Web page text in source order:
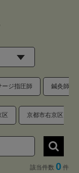
ージ指圧師 鍼灸師
区 京都市右京区
該当件数 0 件